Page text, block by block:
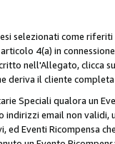
selezionati come
4(a) in
nell'Allegato, clicca
deriva il cliente
Speciali qualora un
email non
ed Eventi Ricompensa